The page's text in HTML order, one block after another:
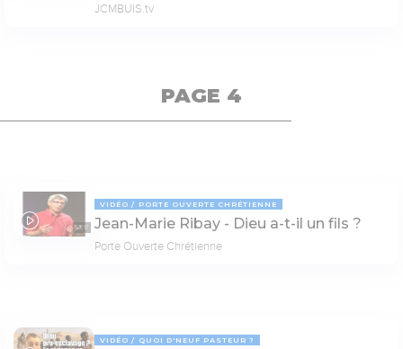
JCMBUIS.tv
PAGE 4
53:17
VIDÉO PORTE OUVERTE CHRÉTIENNE
Jean-Marie Ribay - Dieu a-t-il un fils ?
Porte Ouverte Chrétienne
VIDÉO QUOI D'NEUF PASTEUR ?